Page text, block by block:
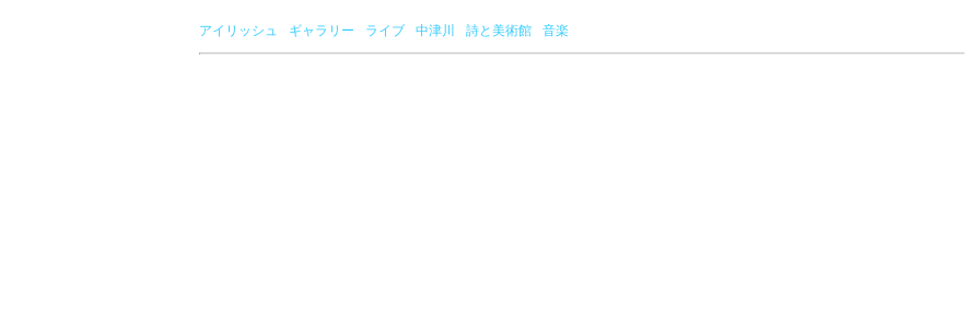
アイリッシュ ギャラリー ライブ 中津川 詩と美術館 音楽